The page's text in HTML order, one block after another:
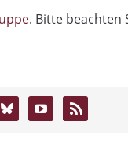
. Bitte beachten